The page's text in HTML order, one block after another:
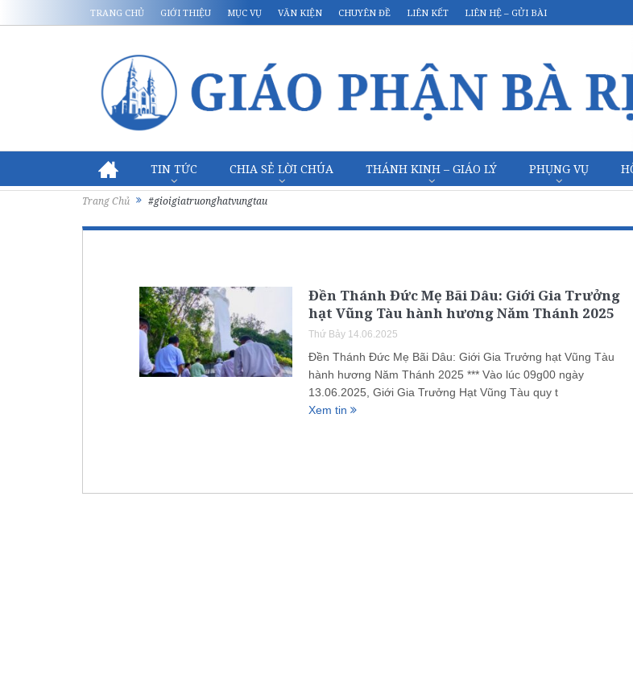
TRANG CHỦ GIỚI THIỆU MỤC VỤ VĂN KIỆN CHUYÊN ĐỀ LIÊN KẾT LIÊN HỆ – GỬI BÀI
TIN TỨC CHIA SẺ LỜI CHÚA THÁNH KINH – GIÁO LÝ PHỤNG VỤ
Trang Chủ #gioigiatruonghatvungtau
Đền Thánh Đức Mẹ Bãi Dâu: Giới Gia Trưởng
hạt Vũng Tàu hành hương Năm Thánh 2025
Thứ Bảy 14.06.2025
Đền Thánh Đức Mẹ Bãi Dâu: Giới Gia Trưởng hạt Vũng Tàu
hành hương Năm Thánh 2025 *** Vào lúc 09g00 ngày
13.06.2025, Giới Gia Trưởng Hạt Vũng Tàu quy t
Xem tin